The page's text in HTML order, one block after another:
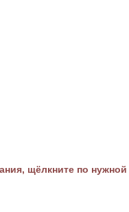
щёлкните по